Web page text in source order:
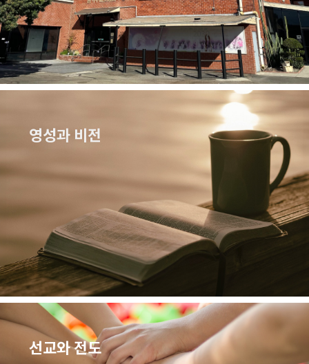
영성과 비전
선교와 전도